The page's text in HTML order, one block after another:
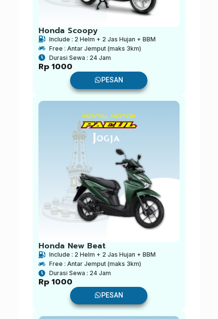
Honda Scoopy
Include : 2 Helm + 2 Jas Hujan + BBM
Free : Antar Jemput (maks 3km)
Durasi Sewa : 24 Jam
Rp 1000
PESAN
Honda New Beat
Include : 2 Helm + 2 Jas Hujan + BBM
Free : Antar Jemput (maks 3km)
Durasi Sewa : 24 Jam
Rp 1000
PESAN